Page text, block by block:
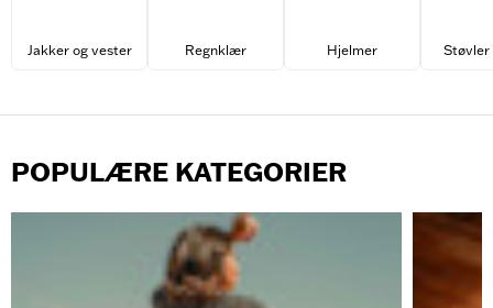
Jakker og vester Regnklær Hjelmer Støvler
POPULÆRE KATEGORIER